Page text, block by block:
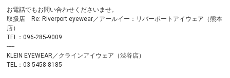
お電話でもお問い合わせくださいませ。
取扱店 Re: Riverport eyewear／アールイー：リバーポートアイウェア（熊本
店）
TEL：096-285-9009
-----
KLEIN EYEWEAR／クラインアイウェア（渋谷店）
TEL：03-5458-8185